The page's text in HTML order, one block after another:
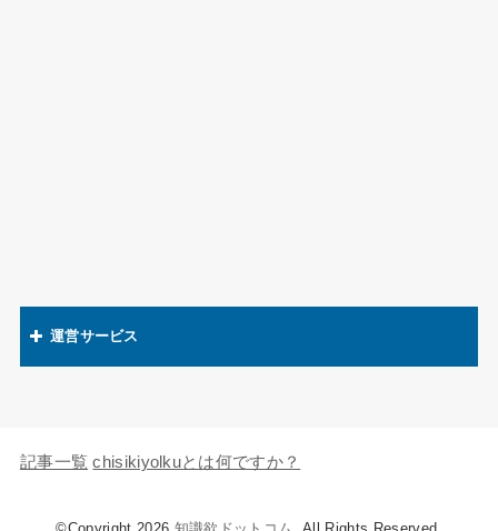
運営サービス
キャラの知識欲
記事一覧 chisikiyolkuとは何ですか？